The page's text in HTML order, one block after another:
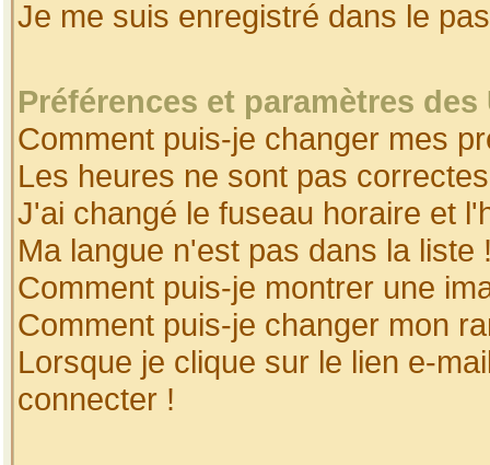
Je me suis enregistré dans le
Préférences et paramètres
Comment puis-je changer mes
Les heures ne sont pas
J'ai changé le fuseau horaire et
Ma langue n'est pas dans la liste
Comment puis-je montrer une
Comment puis-je changer mon
Lorsque je clique sur le lien e-
connecter !